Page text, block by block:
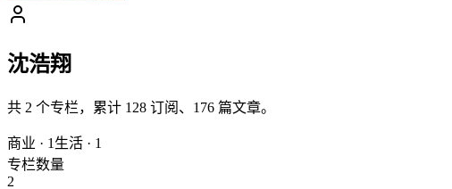
沈浩翔
共 2 个专栏，累计 128 订阅、 176 篇文章。
商业 · 1 生活 · 1
专栏数量
2